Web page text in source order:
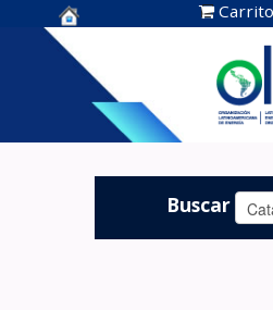
Centro de
Documentación
OLADE -
Carrito
Buscar